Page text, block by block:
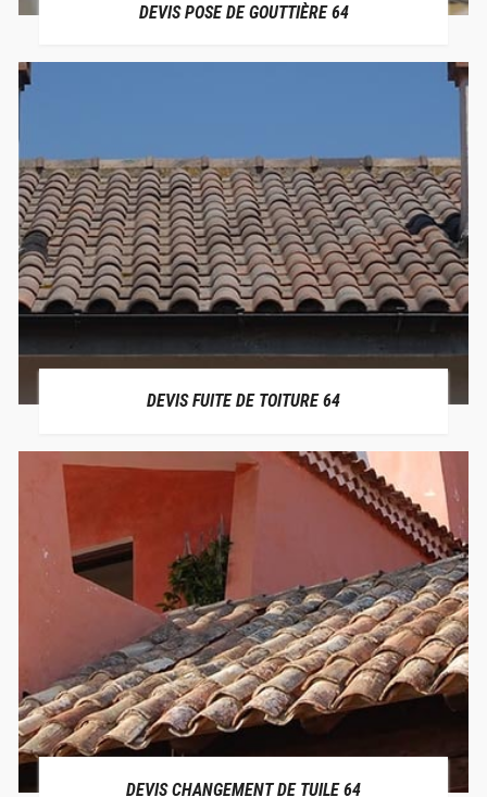
DEVIS POSE DE GOUTTIÈRE 64
DEVIS FUITE DE TOITURE 64
DEVIS CHANGEMENT DE TUILE 64